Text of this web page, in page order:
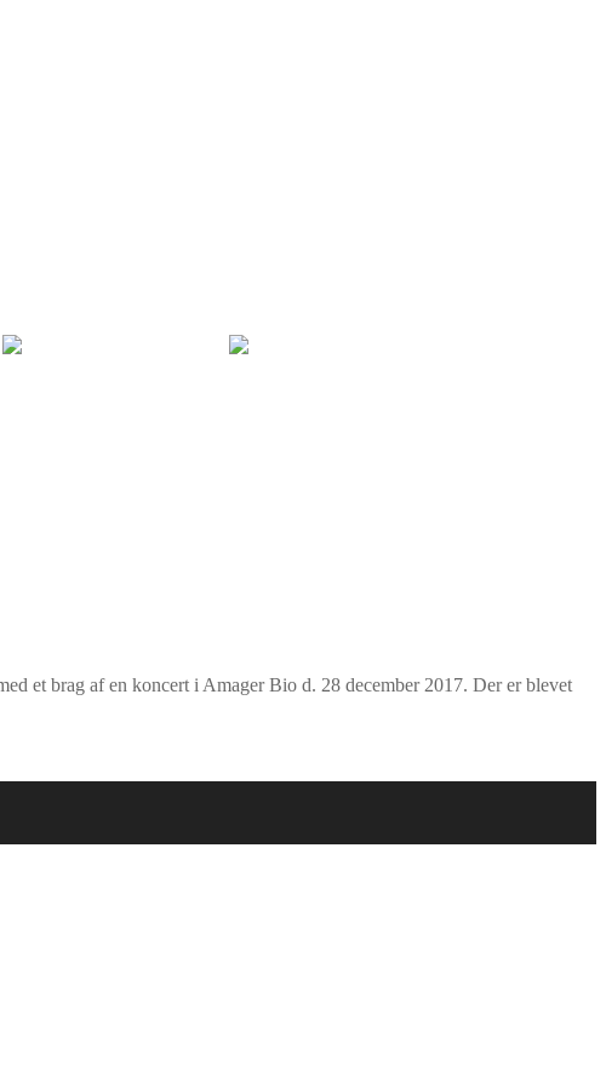
et brag af en koncert i Amager Bio d. 28 december 2017. Der er blevet